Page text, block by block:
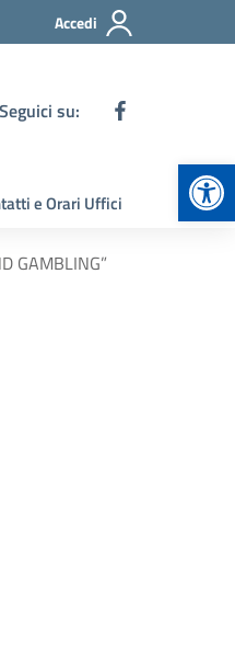
Accedi
Seguici su:
e Orari Uffici
GAMBLING”